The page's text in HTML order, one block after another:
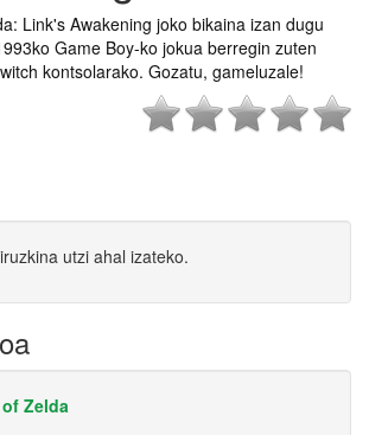
Link's Awakening joko bikaina izan dugu
Game Boy-ko jokua berregin zuten
kontsolarako. Gozatu, gameluzale!
iruzkina utzi ahal izateko.
Zelda